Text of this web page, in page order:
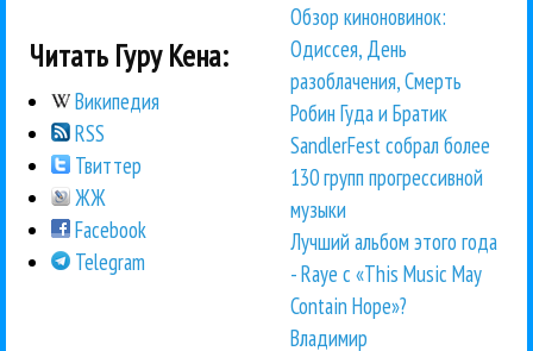
Читать Гуру Кена:
Википедия
RSS
Твиттер
ЖЖ
Facebook
Telegram
Обзор киноновинок:
Одиссея, День
разоблачения, Смерть
Робин Гуда и Братик
SandlerFest собрал более
130 групп прогрессивной
музыки
Лучший альбом этого года
- Raye с «This Music May
Contain Hope»?
Владимир